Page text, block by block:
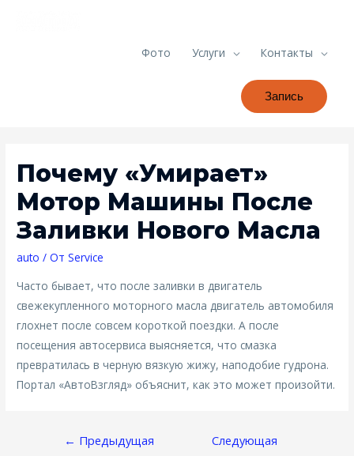
Фото Услуги Контакты
Запись
Почему «умирает»
Мотор Машины После
Заливки Нового Масла
auto / От Service
Часто бывает, что после заливки в двигатель
свежекупленного моторного масла двигатель автомобиля
глохнет после совсем короткой поездки. А после
посещения автосервиса выясняется, что смазка
превратилась в черную вязкую жижу, наподобие гудрона.
Портал «АвтоВзгляд» объяснит, как это может произойти.
Навигация
← Предыдущая
Следующая